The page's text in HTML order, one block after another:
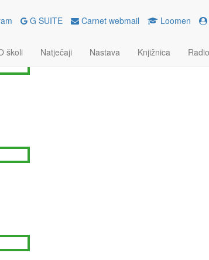
G SUITE Carnet webmail Loomen
školi Natječaji Nastava Knjižnica
I